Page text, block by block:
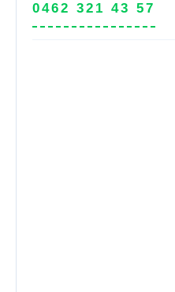
0462 321 43 57